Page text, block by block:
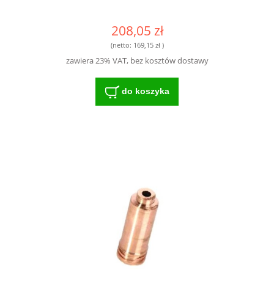
208,05 zł
(netto: 169,15 zł)
zawiera 23% VAT, bez kosztów dostawy
do koszyka